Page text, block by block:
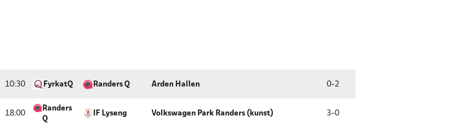
10:30 FyrkatQ Randers Q Arden Hallen 0-2
18:00
Randers
Q
IF Lyseng Volkswagen Park Randers (kunst) 3-0